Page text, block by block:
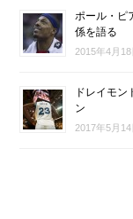
ポール・ピ
係を語る
2015年4月18
ドレイモン
ン
2017年5月14